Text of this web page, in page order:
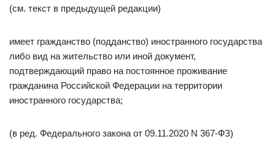
(см. текст в предыдущей редакции)
имеет гражданство (подданство) иностранного государства
либо вид на жительство или иной документ,
подтверждающий право на постоянное проживание
гражданина Российской Федерации на территории
иностранного государства;
(в ред. Федерального закона от 09.11.2020 N 367-ФЗ)